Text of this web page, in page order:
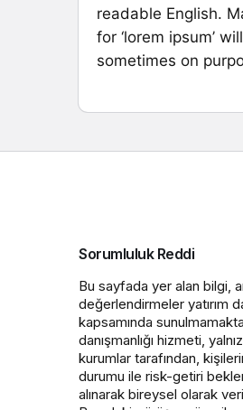
readable English.
for ‘lorem ipsum’
sometimes on
Sorumluluk Reddi
Bu sayfada yer alan bilgi,
değerlendirmeler yatırım
kapsamında
danışmanlığı hizmeti,
kurumlar tarafından,
durumu ile risk-getiri
alınarak bireysel olarak